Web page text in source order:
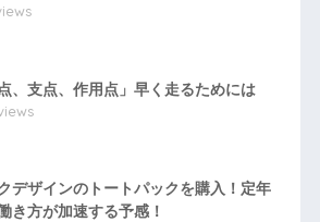
点、支点、作用点」早く走るためには
デザインのトートパックを購入！定年
き方が加速する予感！